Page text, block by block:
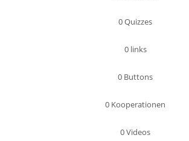
0Quizzes
0 links
0 Buttons
0 Kooperationen
0Videos